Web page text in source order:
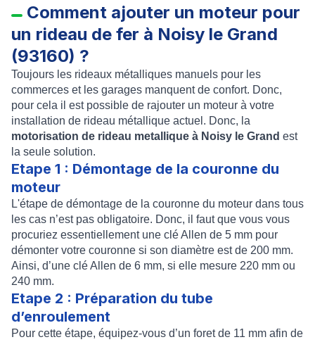
Comment ajouter un moteur pour
un rideau de fer à Noisy le Grand
(93160) ?
Toujours les rideaux métalliques manuels pour les
commerces et les garages manquent de confort. Donc,
pour cela il est possible de rajouter un moteur à votre
installation de rideau métallique actuel. Donc, la
motorisation de rideau metallique à Noisy le Grand est
la seule solution.
Etape 1 : Démontage de la couronne du
moteur
L'étape de démontage de la couronne du moteur dans tous
les cas n’est pas obligatoire. Donc, il faut que vous vous
procuriez essentiellement une clé Allen de 5 mm pour
démonter votre couronne si son diamètre est de 200 mm.
Ainsi, d’une clé Allen de 6 mm, si elle mesure 220 mm ou
240 mm.
Etape 2 : Préparation du tube
d’enroulement
Pour cette étape, équipez-vous d’un foret de 11 mm afin de